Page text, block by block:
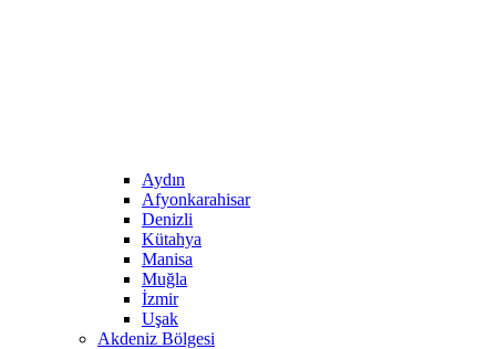
Aydın
Afyonkarahisar
Denizli
Kütahya
Manisa
Muğla
İzmir
Uşak
Akdeniz Bölgesi